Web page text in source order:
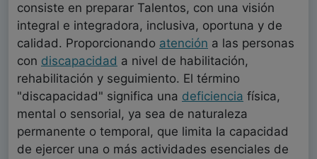
consiste en preparar Talentos, con una visión
integral e integradora, inclusiva, oportuna y de
calidad. Proporcionando atención a las personas
con discapacidad a nivel de habilitación,
rehabilitación y seguimiento. El término
"discapacidad" significa una deficiencia física,
mental o sensorial, ya sea de naturaleza
permanente o temporal, que limita la capacidad
de ejercer una o más actividades esenciales de